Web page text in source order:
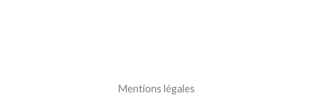
Mentions légales